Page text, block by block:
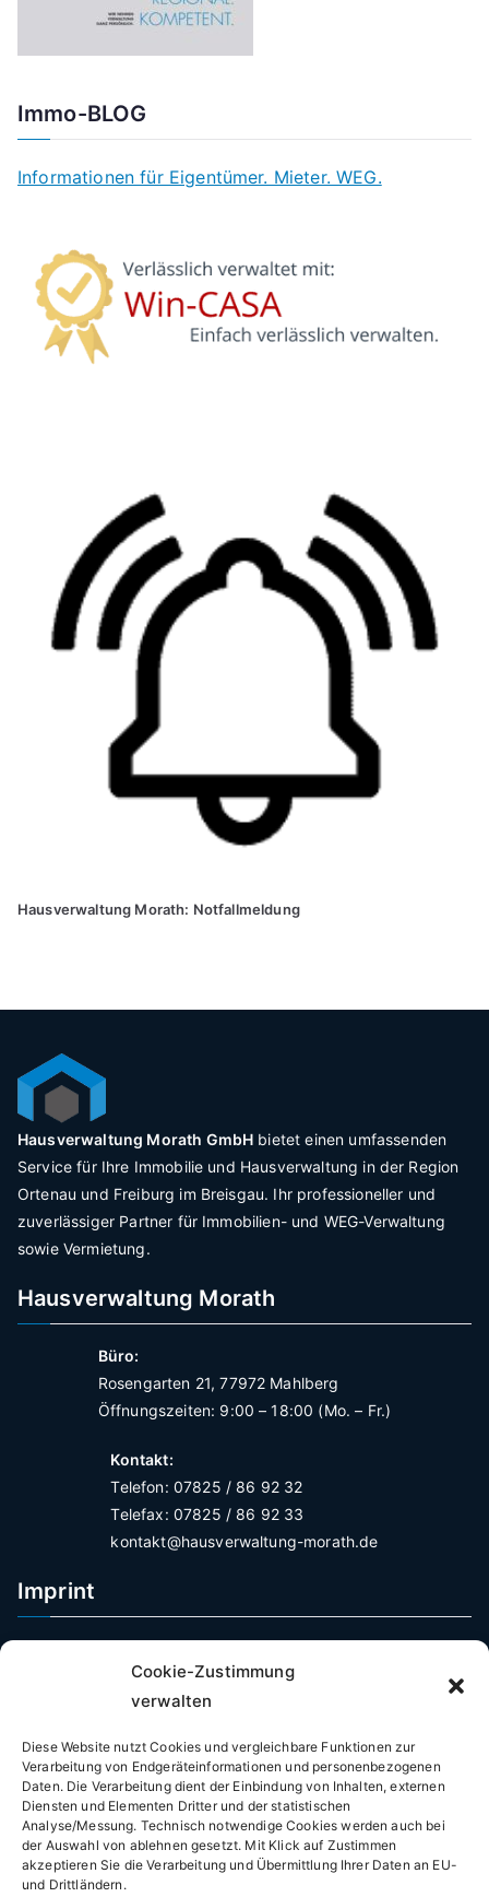
Cookie-Zustimmung
verwalten
Diese Website nutzt Cookies und vergleichbare Funktionen zur
Verarbeitung von Endgeräteinformationen und personenbezogenen
Daten. Die Verarbeitung dient der Einbindung von Inhalten, externen
Diensten und Elementen Dritter und der statistischen
Analyse/Messung. Technisch notwendige Cookies werden auch bei
der Auswahl von ablehnen gesetzt. Mit Klick auf Zustimmen
akzeptieren Sie die Verarbeitung und Übermittlung Ihrer Daten an EU-
und Drittländern.
Immo-BLOG
Informationen für Eigentümer. Mieter. WEG.
Hausverwaltung Morath: Notfallmeldung
Hausverwaltung Morath GmbH bietet einen umfassenden
Service für Ihre Immobilie und Hausverwaltung in der Region
Ortenau und Freiburg im Breisgau. Ihr professioneller und
zuverlässiger Partner für Immobilien- und WEG-Verwaltung
sowie Vermietung.
Hausverwaltung Morath
Büro:
Rosengarten 21, 77972 Mahlberg
Öffnungszeiten: 9:00 – 18:00 (Mo. – Fr.)
Kontakt:
Telefon: 07825 / 86 92 32
Telefax: 07825 / 86 92 33
kontakt@hausverwaltung-morath.de
Imprint
Datenschutzerklärung
Verbraucherschutz Widerrufsrecht
Cookie-Hinweis
Notfall? – Sofortige Hilfe
Digitaler Kundenservice